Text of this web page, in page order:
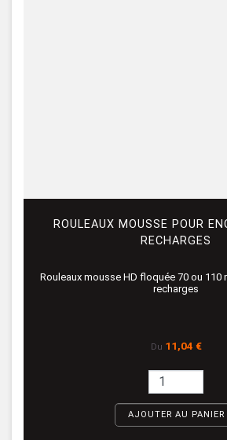
ROULEAUX MOUSSE POUR
RECHARGES
Rouleaux mousse HD floquée 70 ou 110
recharges
Du Prix
11,04 €
AJOUTER AU PANIER